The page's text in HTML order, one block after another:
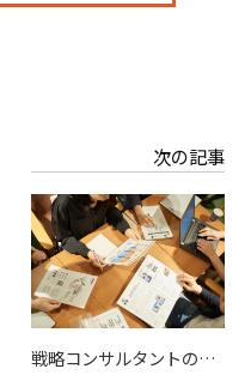
次の記事
戦略コンサルタントのフ